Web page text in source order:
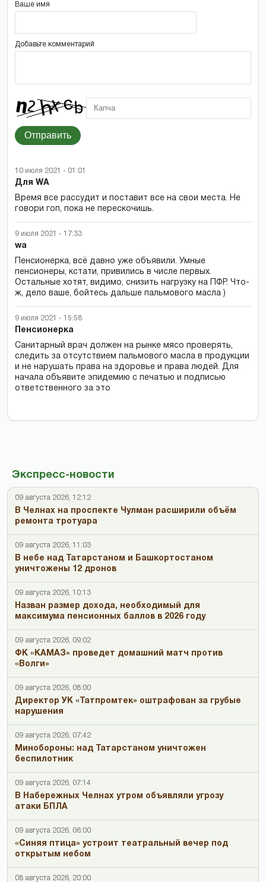
Экспресс-новости
09 августа 2026, 12:12
В Челнах на проспекте Чулман расширили объём
ремонта тротуара
09 августа 2026, 11:03
В небе над Татарстаном и Башкортостаном
уничтожены 12 дронов
09 августа 2026, 10:13
Назван размер дохода, необходимый для
максимума пенсионных баллов в 2026 году
09 августа 2026, 09:02
ФК «КАМАЗ» проведет домашний матч против
«Волги»
09 августа 2026, 08:00
Директор УК «Татпромтек» оштрафован за грубые
нарушения
09 августа 2026, 07:42
Минобороны: над Татарстаном уничтожен
беспилотник
09 августа 2026, 07:14
В Набережных Челнах утром объявляли угрозу
атаки БПЛА
09 августа 2026, 06:00
«Синяя птица» устроит театральный вечер под
открытым небом
08 августа 2026, 20:00
Ваше имя
Добавьте комментарий
Отправить
10 июля 2021 - 01:01
Для WA
Время все рассудит и поставит все на свои места. Не
говори гоп, пока не перескочишь.
9 июля 2021 - 17:33
wa
Пенсионерка, всё давно уже объявили. Умные
пенсионеры, кстати, привились в числе первых.
Остальные хотят, видимо, снизить нагрузку на ПФР. Что-
ж, дело ваше, бойтесь дальше пальмового масла )
9 июля 2021 - 15:58
Пенсионерка
Санитарный врач должен на рынке мясо проверять,
следить за отсутствием пальмового масла в продукции
и не нарушать права на здоровье и права людей. Для
начала объявите эпидемию с печатью и подписью
ответственного за это